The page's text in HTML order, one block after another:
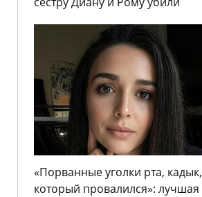
«Порванные уголки рта, кадык,
который провалился»: лучшая